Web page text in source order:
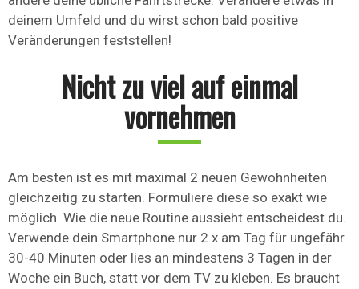
deinem Umfeld und du wirst schon bald positive
Veränderungen feststellen!
Nicht zu viel auf einmal
vornehmen
Am besten ist es mit maximal 2 neuen Gewohnheiten
gleichzeitig zu starten. Formuliere diese so exakt wie
möglich. Wie die neue Routine aussieht entscheidest du.
Verwende dein Smartphone nur 2 x am Tag für ungefähr
30-40 Minuten oder lies an mindestens 3 Tagen in der
Woche ein Buch, statt vor dem TV zu kleben. Es braucht